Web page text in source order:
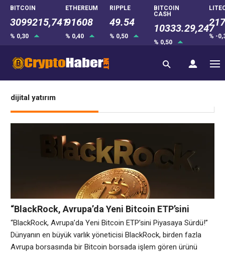
BITCOIN
3099215,741
% 0,30
ETHEREUM
91608
% 0,40
RIPPLE
49.54
% 0,50
BITCOIN
CASH
10333.29,247
% 0,50
% -
dijital yatırım
“BlackRock, Avrupa’da Yeni Bitcoin ETP’sini
Piyasaya Sürdü!”
“BlackRock, Avrupa’da Yeni Bitcoin ETP’sini Piyasaya Sürdü!”
Dünyanın en büyük varlık yöneticisi BlackRock, birden fazla
Avrupa borsasında bir Bitcoin borsada işlem gören ürünü